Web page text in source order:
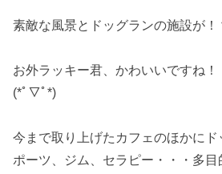
素敵な風景とドッグランの施設が！
お外ラッキー君、かわいいですね！
(*ﾟ▽ﾟ*)
今まで取り上げたカフェのほかにド
ポーツ、ジム、セラピー・・・多目